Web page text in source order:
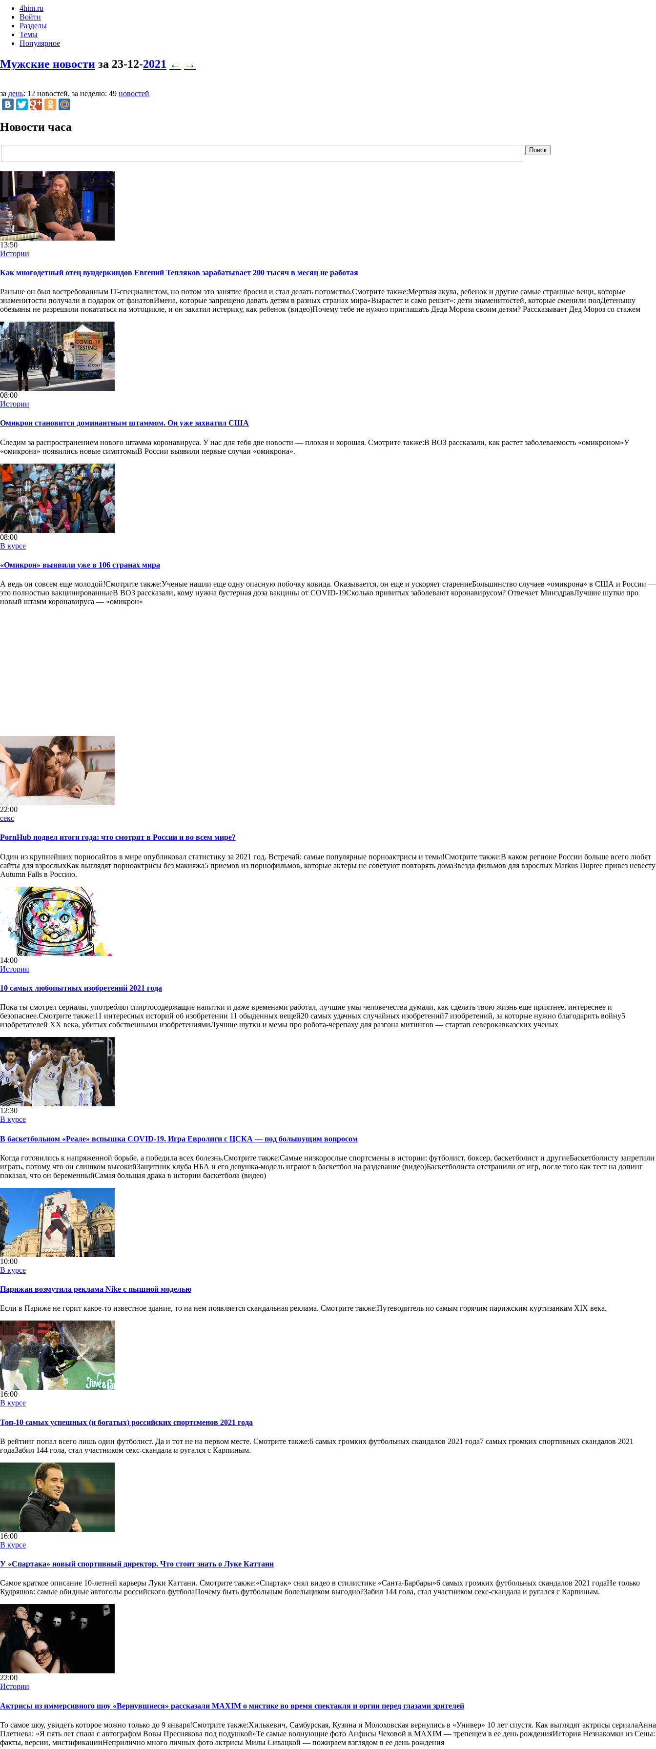
4him.ru
Войти
Разделы
Темы
Популярное
Мужские новости за 23-12-2021 ← →
за день: 12 новостей, за неделю: 49 новостей
Новости часа
13:50
Истории
Как многодетный отец вундеркиндов Евгений Тепляков зарабатывает 200 тысяч в месяц не работая
Раньше он был востребованным IT-специалистом, но потом это занятие бросил и стал делать потомство.Смотрите также:Мертвая акула, ребенок и другие самые странные вещи, которые
знаменитости получали в подарок от фанатовИмена, которые запрещено давать детям в разных странах мира«Вырастет и само решит»: дети знаменитостей, которые сменили полДетенышу
обезьяны не разрешили покататься на мотоцикле, и он закатил истерику, как ребенок (видео)Почему тебе не нужно приглашать Деда Мороза своим детям? Рассказывает Дед Мороз со стажем
08:00
Истории
Омикрон становится доминантным штаммом. Он уже захватил США
Следим за распространением нового штамма коронавируса. У нас для тебя две новости — плохая и хорошая. Смотрите также:В ВОЗ рассказали, как растет заболеваемость «омикроном»У
«омикрона» появились новые симптомыВ России выявили первые случаи «омикрона».
08:00
В курсе
«Омикрон» выявили уже в 106 странах мира
А ведь он совсем еще молодой!Смотрите также:Ученые нашли еще одну опасную побочку ковида. Оказывается, он еще и ускоряет старениеБольшинство случаев «омикрона» в США и России —
это полностью вакцинированныеВ ВОЗ рассказали, кому нужна бустерная доза вакцины от COVID-19Сколько привитых заболевают коронавирусом? Отвечает МинздравЛучшие шутки про
новый штамм коронавируса — «омикрон»
22:00
секс
PornHub подвел итоги года: что смотрят в России и во всем мире?
Один из крупнейших порносайтов в мире опубликовал статистику за 2021 год. Встречай: самые популярные порноактрисы и темы!Смотрите также:В каком регионе России больше всего любят
сайты для взрослыхКак выглядят порноактрисы без макияжа5 приемов из порнофильмов, которые актеры не советуют повторять домаЗвезда фильмов для взрослых Markus Dupree привез невесту
Autumn Falls в Россию.
14:00
Истории
10 самых любопытных изобретений 2021 года
Пока ты смотрел сериалы, употреблял спиртосодержащие напитки и даже временами работал, лучшие умы человечества думали, как сделать твою жизнь еще приятнее, интереснее и
безопаснее.Смотрите также:11 интересных историй об изобретении 11 обыденных вещей20 самых удачных случайных изобретений7 изобретений, за которые нужно благодарить войну5
изобретателей ХХ века, убитых собственными изобретениямиЛучшие шутки и мемы про робота-черепаху для разгона митингов — стартап северокавказских ученых
12:30
В курсе
В баскетбольном «Реале» вспышка COVID-19. Игра Евролиги с ЦСКА — под большущим вопросом
Когда готовились к напряженной борьбе, а победила всех болезнь.Смотрите также:Самые низкорослые спортсмены в истории: футболист, боксер, баскетболист и другиеБаскетболисту запретили
играть, потому что он слишком высокийЗащитник клуба НБА и его девушка-модель играют в баскетбол на раздевание (видео)Баскетболиста отстранили от игр, после того как тест на допинг
показал, что он беременныйСамая большая драка в истории баскетбола (видео)
10:00
В курсе
Парижан возмутила реклама Nike с пышной моделью
Если в Париже не горит какое-то известное здание, то на нем появляется скандальная реклама. Смотрите также:Путеводитель по самым горячим парижским куртизанкам XIX века.
16:00
В курсе
Топ-10 самых успешных (и богатых) российских спортсменов 2021 года
В рейтинг попал всего лишь один футболист. Да и тот не на первом месте. Смотрите также:6 самых громких футбольных скандалов 2021 года7 cамых громких спортивных скандалов 2021
годаЗабил 144 гола, стал участником секс-скандала и ругался с Карпиным.
16:00
В курсе
У «Спартака» новый спортивный директор. Что стоит знать о Луке Каттани
Самое краткое описание 10-летней карьеры Луки Каттани. Смотрите также:«Спартак» снял видео в стилистике «Санта-Барбары»6 самых громких футбольных скандалов 2021 годаНе только
Кудряшов: самые обидные автоголы российского футболаПочему быть футбольным болельщиком выгодно?Забил 144 гола, стал участником секс-скандала и ругался с Карпиным.
22:00
Истории
Актрисы из иммерсивного шоу «Вернувшиеся» рассказали MAXIM о мистике во время спектакля и оргии перед глазами зрителей
То самое шоу, увидеть которое можно только до 9 января!Смотрите также:Хилькевич, Самбурская, Кузина и Молоховская вернулись в «Универ» 10 лет спустя. Как выглядят актрисы сериалаАнна
Плетнева: «Я пять лет спала с автографом Вовы Преснякова под подушкой»Те самые волнующие фото Анфисы Чеховой в MAXIM — трепещем в ее день рожденияИстория Незнакомки из Сены:
факты, версии, мистификацииНеприлично много личных фото актрисы Милы Сивацкой — пожираем взглядом в ее день рождения